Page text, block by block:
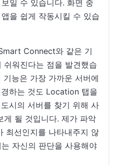
일 수 있습니다. 화면 중
을 쉽게 작동시킬 수 있습
Connect와 같은 기
워진다는 점을 발견했습
능은 가장 가까운 서버에
하는 것도 Location 탭을
시의 서버를 찾기 위해 사
게 될 것입니다. 제가 파악
최선인지를 나타내주지 않
자신의 판단을 사용해야